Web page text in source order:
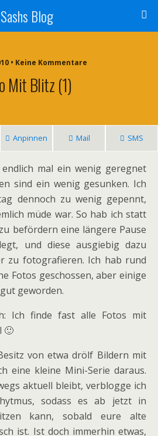
Sashs Blog
• Keine Kommentare
Mit Blitz (1)
Anpinnen Mail SMS
mal ein wenig geregnet
sind ein wenig gesunken. Ich
dennoch zu wenig gepennt,
müde war. So hab ich statt
befördern eine längere Pause
und diese ausgiebig dazu
zu fotografieren. Ich hab rund
Fotos geschossen, aber einige
geworden.
Ich finde fast alle Fotos mit
🙂
von etwa drölf Bildern mit
eine kleine Mini-Serie daraus.
aktuell bleibt, verblogge ich
sodass es ab jetzt in
kann, sobald eure alte
ist. Ist doch immerhin etwas,